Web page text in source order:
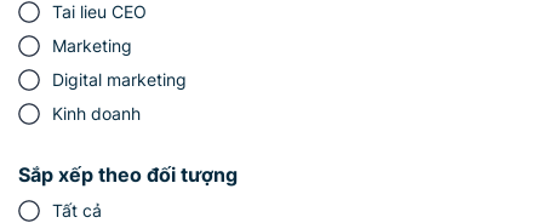
Tai lieu CEO
Marketing
Digital marketing
Kinh doanh
Sắp xếp theo đối tượng
Tất cả